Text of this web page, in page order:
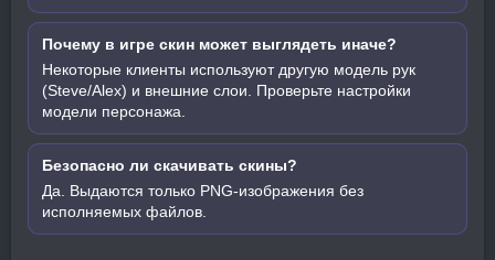
Почему в игре скин может выглядеть иначе?
Некоторые клиенты используют другую модель рук
(Steve/Alex) и внешние слои. Проверьте настройки
модели персонажа.
Безопасно ли скачивать скины?
Да. Выдаются только PNG-изображения без
исполняемых файлов.